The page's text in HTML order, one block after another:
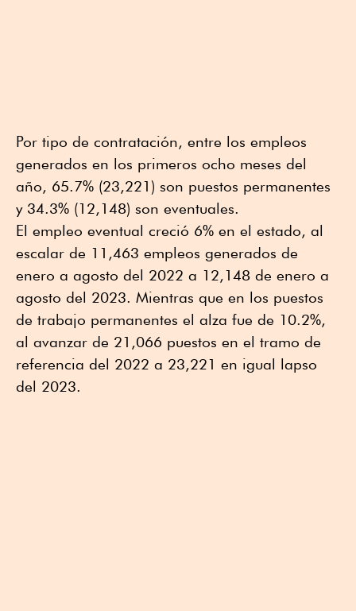
Por tipo de contratación, entre los empleos
generados en los primeros ocho meses del
año, 65.7% (23,221) son puestos permanentes
y 34.3% (12,148) son eventuales.
El empleo eventual creció 6% en el estado, al
escalar de 11,463 empleos generados de
enero a agosto del 2022 a 12,148 de enero a
agosto del 2023. Mientras que en los puestos
de trabajo permanentes el alza fue de 10.2%,
al avanzar de 21,066 puestos en el tramo de
referencia del 2022 a 23,221 en igual lapso
del 2023.